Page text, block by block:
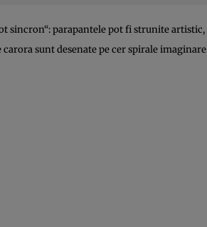
sincron“: parapantele pot fi strunite
carora sunt desenate pe cer spirale